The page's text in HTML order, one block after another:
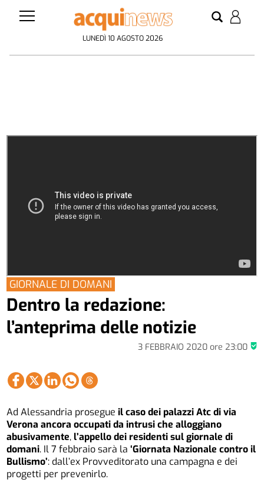
LUNEDÌ 10 AGOSTO 2026
3 FEBBRAIO 2020 ore 23:00
GIORNALE DI DOMANI
Dentro la redazione:
l’anteprima delle notizie
Ad Alessandria prosegueil caso dei palazzi Atc di via
Verona ancora occupati da intrusi che alloggiano
abusivamente,l’appello dei residenti sul giornale di
domani. Il 7 febbraio sarà la‘Giornata Nazionale contro il
Bullismo’: dall’ex Provveditorato una campagna e dei
progetti per prevenirlo.